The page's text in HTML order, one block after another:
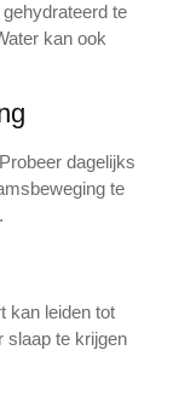
te
kan ook
dagelijks
te
kan leiden tot
slaap te krijgen